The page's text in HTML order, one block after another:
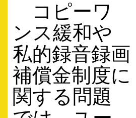
コピーワ
ンス緩和や
私的録音録画
補償金制度に
関する問題